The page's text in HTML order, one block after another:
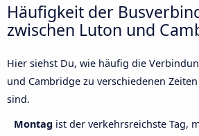
Häufigkeit der
zwischen Luton und
Hier siehst Du, wie häufig die
und Cambridge zu verschiedenen
sind.
Montag ist der verkehrsreichste Tag,